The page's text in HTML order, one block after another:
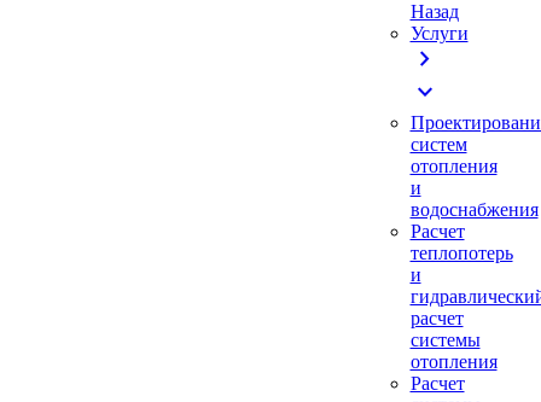
Назад
Услуги
chevron_right
expand_more
систем
отопления
и
водоснабжения
Расчет
теплопотерь
и
расчет
системы
отопления
Расчет